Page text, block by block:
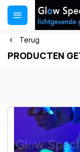
Terug
PRODUCTEN